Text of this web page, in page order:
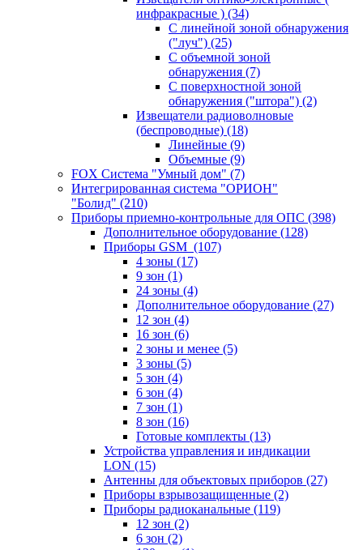
инфракрасные ) (34)
С линейной зоной обнаружения
("луч") (25)
С объемной зоной
обнаружения (7)
С поверхностной зоной
обнаружения ("штора") (2)
Извещатели радиоволновые
(беспроводные) (18)
Линейные (9)
Объемные (9)
FOX Система "Умный дом" (7)
Интегрированная система "ОРИОН"
"Болид" (210)
Приборы приемно-контрольные для ОПС (398)
Дополнительное оборудование (128)
Приборы GSM (107)
4 зоны (17)
9 зон (1)
24 зоны (4)
Дополнительное оборудование (27)
12 зон (4)
16 зон (6)
2 зоны и менее (5)
3 зоны (5)
5 зон (4)
6 зон (4)
7 зон (1)
8 зон (16)
Готовые комплекты (13)
Устройства управления и индикации
LON (15)
Антенны для объектовых приборов (27)
Приборы взрывозащищенные (2)
Приборы радиоканальные (119)
12 зон (2)
6 зон (2)